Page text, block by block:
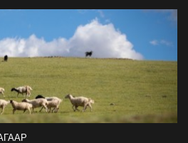
цолд хүрсэн бөхчүүдээс допинг
аймгийн цолтой нэг бөхөөс илэрсэн
ирсэн"
07-21
газрын хуралдаанаас гарсан
танилцуулж байна
07-21